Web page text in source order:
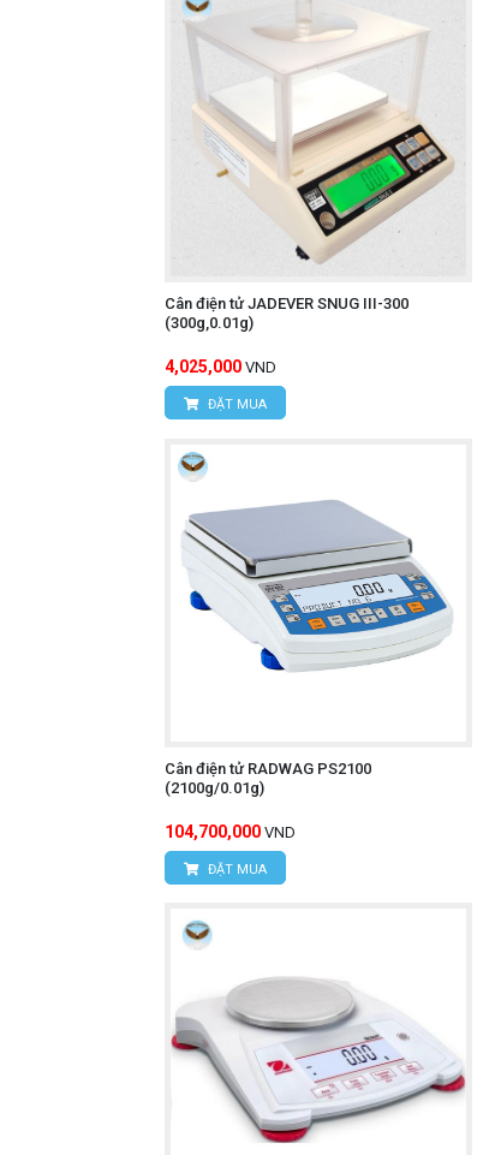
Cân điện tử JADEVER SNUG III-300
(300g,0.01g)
4,025,000 VND
ĐẶT MUA
Cân điện tử RADWAG PS2100
(2100g/0.01g)
104,700,000 VND
ĐẶT MUA